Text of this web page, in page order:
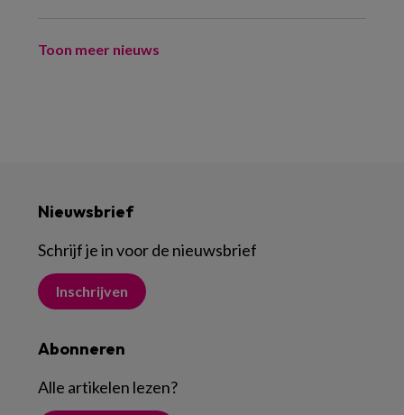
Toon meer nieuws
Nieuwsbrief
Schrijf je in voor de nieuwsbrief
Inschrijven
Abonneren
Alle artikelen lezen?